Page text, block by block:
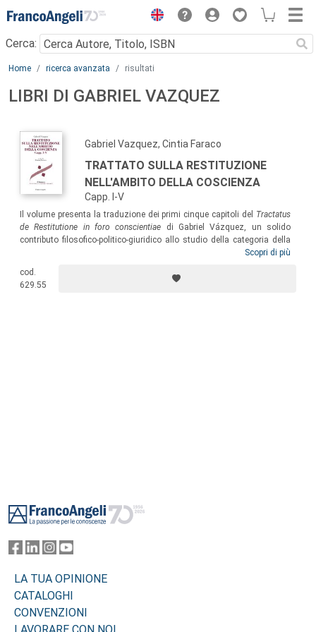
Menu
Cerca:
Main content
Home ricerca avanzata risultati
LIBRI DI GABRIEL VAZQUEZ
Gabriel Vazquez, Cintia Faraco
TRATTATO SULLA RESTITUZIONE
NELL'AMBITO DELLA COSCIENZA
Capp. I-V
Il volume presenta la traduzione dei primi cinque capitoli del Tractatus
de Restitutione in foro conscientiae di Gabriel Vázquez, un solido
contributo filosofico-politico-giuridico allo studio della categoria della
giustizia. Il lavoro di traduzione di un’opera vazqueziana, finora mai
particolarmente significativo per la comprensione della presenza di
una delle molte anime della Seconda Scolastica Spagnola.
Scopri di più
cod.
629.55
LA TUA OPINIONE
CATALOGHI
CONVENZIONI